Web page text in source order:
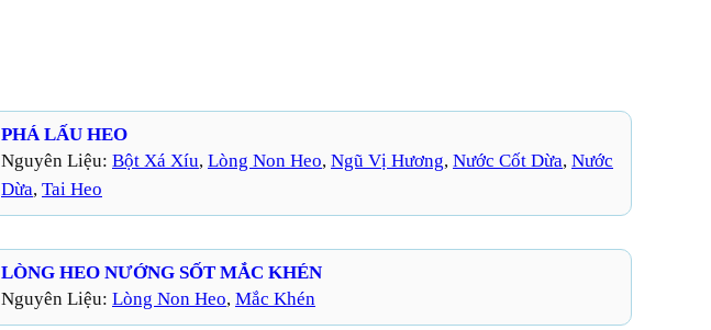
PHÁ LẤU HEO
Nguyên Liệu: Bột Xá Xíu, Lòng Non Heo, Ngũ Vị Hương, Nước Cốt Dừa, Nước
Dừa, Tai Heo
LÒNG HEO NƯỚNG SỐT MẮC KHÉN
Nguyên Liệu: Lòng Non Heo, Mắc Khén